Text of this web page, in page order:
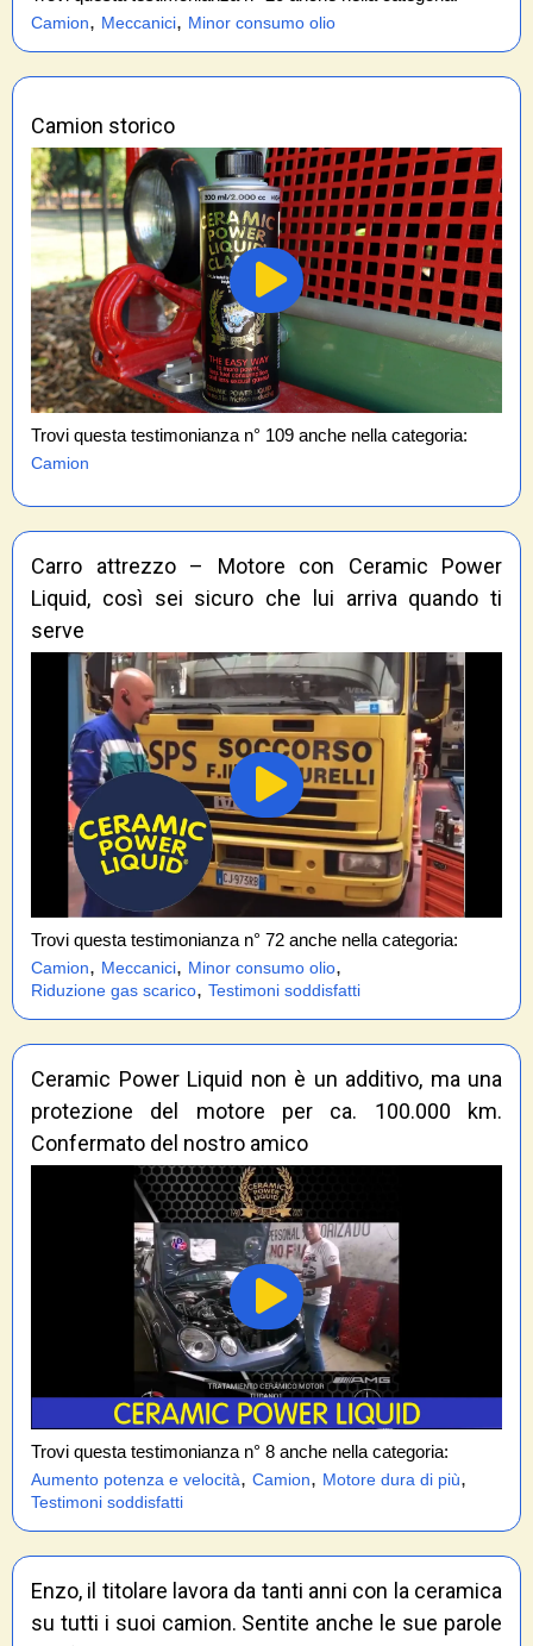
Camion, Meccanici, Minor consumo olio
Camion storico
Trovi questa testimonianza n° 109 anche nella categoria:
Camion
Carro attrezzo – Motore con Ceramic Power
Liquid, così sei sicuro che lui arriva quando ti
serve
Trovi questa testimonianza n° 72 anche nella categoria:
Camion, Meccanici, Minor consumo olio,
Riduzione gas scarico, Testimoni soddisfatti
Ceramic Power Liquid non è un additivo, ma una
protezione del motore per ca. 100.000 km.
Confermato del nostro amico
Trovi questa testimonianza n° 8 anche nella categoria:
Aumento potenza e velocità, Camion, Motore dura di più,
Testimoni soddisfatti
Enzo, il titolare lavora da tanti anni con la ceramica
su tutti i suoi camion. Sentite anche le sue parole